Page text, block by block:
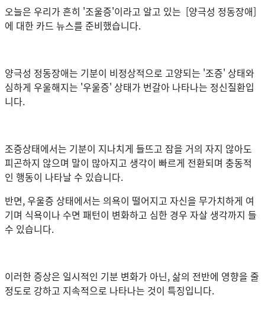
오늘은 우리가 흔히 '조울증'이라고 알고 있는 [양극성 정동장애]
에 대한 카드 뉴스를 준비했습니다.
양극성 정동장애는 기분이 비정상적으로 고양되는 '조증' 상태와
심하게 우울해지는 '우울증' 상태가 번갈아 나타나는 정신질환입
니다.
조증상태에서는 기분이 지나치게 들뜨고 잠을 거의 자지 않아도
피곤하지 않으며 말이 많아지고 생각이 빠르게 전환되며 충동적
인 행동이 나타날 수 있습니다.
반면, 우울증 상태에서는 의욕이 떨어지고 자신을 무가치하게 여
기며 식욕이나 수면 패턴이 변화하고 심한 경우 자살 생각까지 들
수 있습니다.
이러한 증상은 일시적인 기분 변화가 아닌, 삶의 전반에 영향을 줄
정도로 강하고 지속적으로 나타나는 것이 특징입니다.